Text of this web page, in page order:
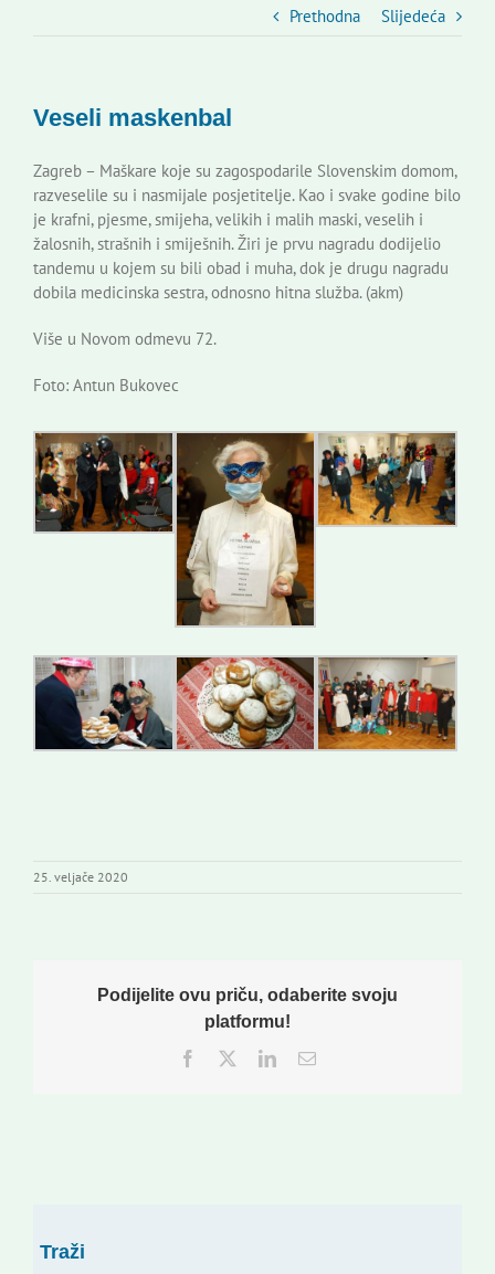
Kontakti
Novi odmev – naše glasilo
Korisne informacije
Prethodna Slijedeća
Veseli maskenbal
Zagreb – Maškare koje su zagospodarile Slovenskim domom,
razveselile su i nasmijale posjetitelje. Kao i svake godine bilo
je krafni, pjesme, smijeha, velikih i malih maski, veselih i
žalosnih, strašnih i smiješnih. Žiri je prvu nagradu dodijelio
tandemu u kojem su bili obad i muha, dok je drugu nagradu
dobila medicinska sestra, odnosno hitna služba. (akm)
Više u Novom odmevu 72.
Foto: Antun Bukovec
25. veljače 2020
Podijelite ovu priču, odaberite svoju
platformu!
Facebook
TwitterLinkedInEmail:
Traži